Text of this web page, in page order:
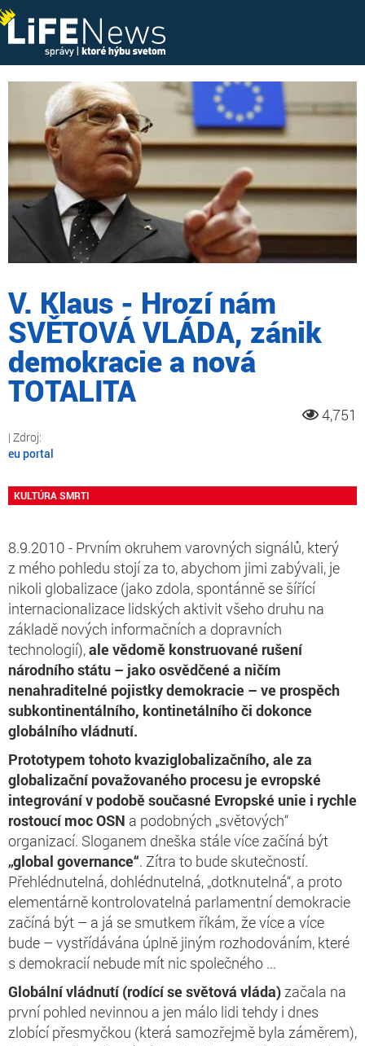
V. Klaus - Hrozí nám
SVĚTOVÁ VLÁDA, zánik
demokracie a nová
TOTALITA
4,751
eu portal
KULTÚRA SMRTI
8.9.2010 - Prvním okruhem varovných signálů, který
z mého pohledu stojí za to, abychom jimi zabývali, je
nikoli globalizace (jako zdola, spontánně se šířící
internacionalizace lidských aktivit všeho druhu na
základě nových informačních a dopravních
technologií),ale vědomě konstruované rušení
národního státu – jako osvědčené a ničím
nenahraditelné pojistky demokracie – ve prospěch
subkontinentálního, kontinetálního či dokonce
globálního vládnutí.
Prototypem tohoto kvaziglobalizačního, ale za
globalizační považovaného procesu je evropské
integrování v podobě současné Evropské unie i rychle
rostoucí moc OSN a podobných „světových“
organizací. Sloganem dneška stále více začíná být
„global governance“. Zítra to bude skutečností.
Přehlédnutelná, dohlédnutelná, „dotknutelná“, a proto
elementárně kontrolovatelná parlamentní demokracie
začíná být – a já se smutkem říkám, že více a více
bude – vystřídávána úplně jiným rozhodováním, které
s demokracií nebude mít nic společného ...
Globální vládnutí (rodící se světová vláda)začala na
první pohled nevinnou a jen málo lidi tehdy i dnes
zlobící přesmyčkou (která samozřejmě byla záměrem),